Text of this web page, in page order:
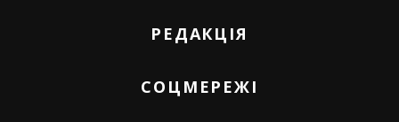
РЕДАКЦІЯ
СОЦМЕРЕЖІ